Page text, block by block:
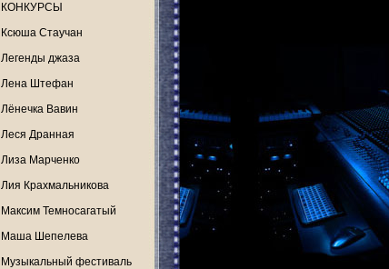
КОНКУРСЫ
Ксюша Стаучан
Легенды джаза
Лена Штефан
Лёнечка Вавин
Леся Дранная
Лиза Марченко
Лия Крахмальникова
Максим Темносагатый
Маша Шепелева
Музыкальный фестиваль